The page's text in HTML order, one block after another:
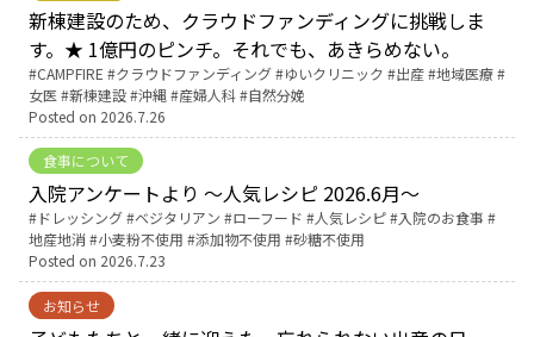
新棟建設のため、クラウドファンディングに挑戦しま
す。★ 1億円のピンチ。それでも、あきらめない。
Tags:
CAMPFIRE クラウドファンディング ゆいクリニック 出産 地域医療
女医
新棟建設 沖縄 産婦人科
自然分娩
Posted on 2026.7.26
食事について
入院アンケートより ～人気レシピ 2026.6月～
Tags:
ドレッシング ベジタリアン ローフード 人気レシピ
入院のお食事
地産地消
小麦粉不使用 添加物不使用
砂糖不使用
Posted on 2026.7.23
お知らせ